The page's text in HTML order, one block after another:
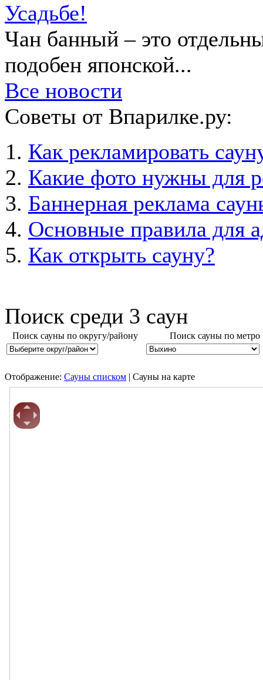
Усадьбе!
Чан банный – это
подобен японской...
Все новости
Советы от Впарилке.ру:
Как рекламировать
Какие фото нужны для
Баннерная реклама
Основные правила для
Как открыть сауну?
Поиск среди 3 саун
Поиск сауны по округу/району Поиск сауны по метро
Отображение: Сауны списком | Сауны на карте